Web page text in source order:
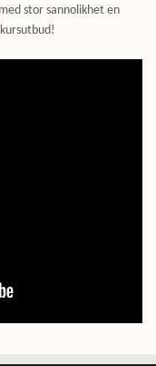
stor sannolikhet en